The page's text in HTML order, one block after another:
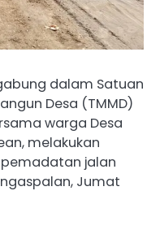
dalam Satuan
Desa (TMMD)
warga Desa
melakukan
jalan
Jumat